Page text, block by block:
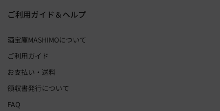
ご利用ガイド＆ヘルプ
酒宝庫MASHIMOについて
ご利用ガイド
お支払い・送料
領収書発行について
FAQ